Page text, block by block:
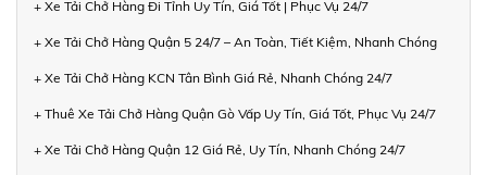
+ Xe Tải Chở Hàng Đi Tỉnh Uy Tín, Giá Tốt | Phục Vụ 24/7
+ Xe Tải Chở Hàng Quận 5 24/7 – An Toàn, Tiết Kiệm, Nhanh Chóng
+ Xe Tải Chở Hàng KCN Tân Bình Giá Rẻ, Nhanh Chóng 24/7
+ Thuê Xe Tải Chở Hàng Quận Gò Vấp Uy Tín, Giá Tốt, Phục Vụ 24/7
+ Xe Tải Chở Hàng Quận 12 Giá Rẻ, Uy Tín, Nhanh Chóng 24/7